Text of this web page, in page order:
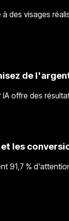
des visages
de
offre des
les
91,7 %